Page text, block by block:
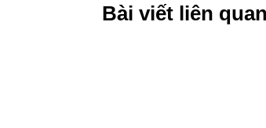
Bài viết liên quan